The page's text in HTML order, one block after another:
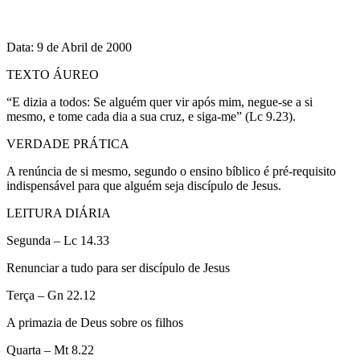
Data: 9 de Abril de 2000
TEXTO ÁUREO
“E dizia a todos: Se alguém quer vir após mim, negue-se a si
mesmo, e tome cada dia a sua cruz, e siga-me” (Lc 9.23).
VERDADE PRÁTICA
A renúncia de si mesmo, segundo o ensino bíblico é pré-requisito
indispensável para que alguém seja discípulo de Jesus.
LEITURA DIÁRIA
Segunda – Lc 14.33
Renunciar a tudo para ser discípulo de Jesus
Terça – Gn 22.12
A primazia de Deus sobre os filhos
Quarta – Mt 8.22